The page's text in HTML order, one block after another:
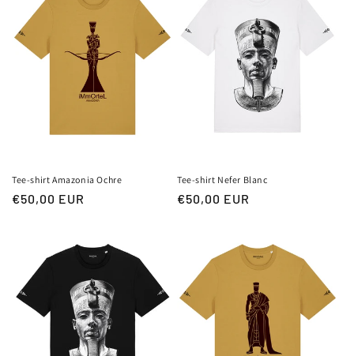
Tee-shirt Amazonia Ochre
Prix
€50,00 EUR
Tee-shirt Nefer Blanc
Prix
€50,00 EUR